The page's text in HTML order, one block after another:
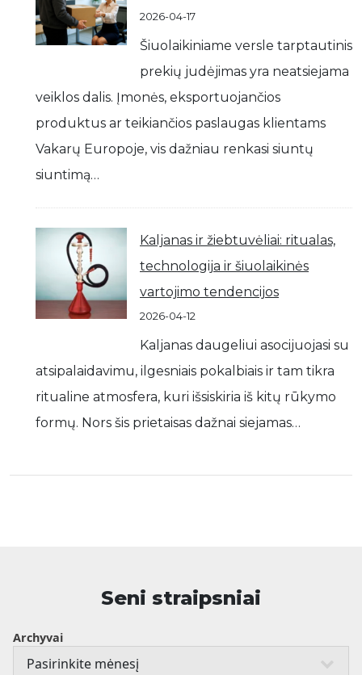
2026-04-17
Šiuolaikiniame versle tarptautinis
prekių judėjimas yra neatsiejama
veiklos dalis. Įmonės, eksportuojančios
produktus ar teikiančios paslaugas klientams
Vakarų Europoje, vis dažniau renkasi siuntų
siuntimą…
Kaljanas ir žiebtuvėliai: ritualas,
technologija ir šiuolaikinės
vartojimo tendencijos
2026-04-12
Kaljanas daugeliui asocijuojasi su
atsipalaidavimu, ilgesniais pokalbiais ir tam tikra
ritualine atmosfera, kuri išsiskiria iš kitų rūkymo
formų. Nors šis prietaisas dažnai siejamas…
Seni straipsniai
Archyvai